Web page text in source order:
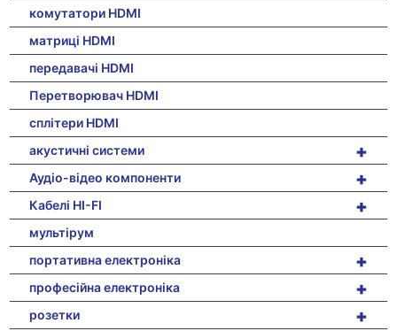
комутатори HDMI
матриці HDMI
передавачі HDMI
Перетворювач HDMI
сплітери HDMI
+
акустичні системи
+
Аудіо-відео компоненти
+
Кабелі HI-FI
мультірум
+
портативна електроніка
+
професійна електроніка
+
розетки